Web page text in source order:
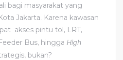
bagi masyarakat yang
Jakarta. Karena kawasan
akses pintu tol, LRT,
Bus, hingga High
bukan?